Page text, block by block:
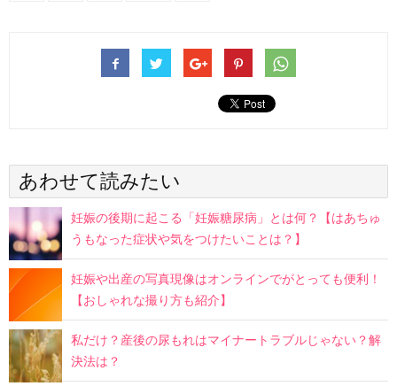
あわせて読みたい
妊娠の後期に起こる「妊娠糖尿病」とは何？【はあちゅ
うもなった症状や気をつけたいことは？】
妊娠や出産の写真現像はオンラインでがとっても便利！
【おしゃれな撮り方も紹介】
私だけ？産後の尿もれはマイナートラブルじゃない？解
決法は？